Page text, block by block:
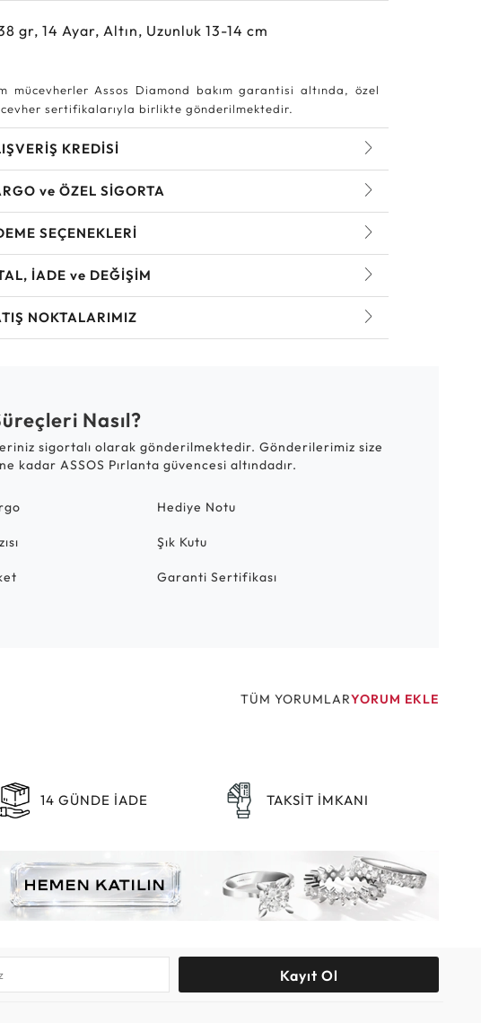
gr,14Ayar, Altın, Uzunluk 13-14 cm
mücevherler Assos Diamond bakım garantisi altında, özel
sertifikalarıyla birlikte gönderilmektedir.
KREDİSİ
ve ÖZEL SİGORTA
SEÇENEKLERİ
İADE ve DEĞİŞİM
NOKTALARIMIZ
Nasıl?
sigortalı olarak gönderilmektedir. Gönderilerimiz size
kadar ASSOS Pırlanta güvencesi altındadır.
Hediye Notu
Şık Kutu
Garanti Sertifikası
TÜM YORUMLARYORUM EKLE
14 GÜNDE İADE TAKSİT İMKANI
Kayıt Ol